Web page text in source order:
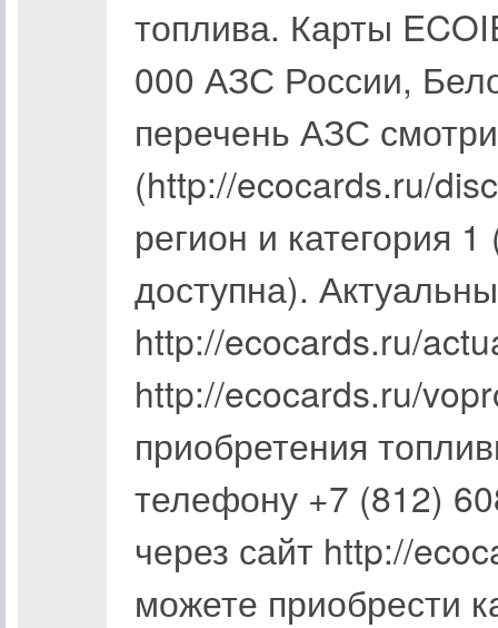
топлива. Карты
000 АЗС России,
перечень АЗС
(http://ecocards.ru/
регион и категория
доступна).
http://ecocards.ru/
http://ecocards.ru/
приобретения
телефону +7 (812)
через сайт http://
можете приобрести